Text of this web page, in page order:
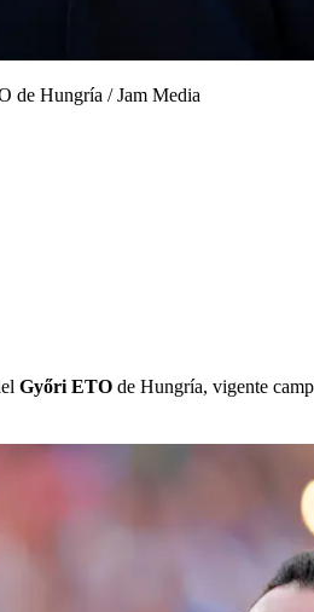
de Hungría /Jam Media
Győri ETO de Hungría, vigente